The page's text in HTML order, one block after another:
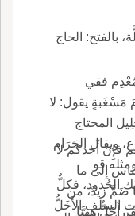
بالفتح: الحاج
فقي
مَسْغَبةٍ يقول: لا
المحتاج
ويقال الحَرَام
قو
الحُدود، فكلٌّ
حَرِ قال ابن دريد: وفي بعض صَدَقات السلف الأَخَلُّ
فإِن أَحدكم لا
إِلى ما
ضَمَّ زيدٌ، من
مُقيم بأَرضه أَخَلَّ إِليه من أَبيه، وأَفقر أَخَلُّ ههنا